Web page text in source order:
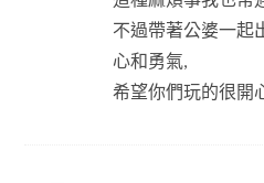
不過帶著公婆一起
心和勇氣,
希望你們玩的很開